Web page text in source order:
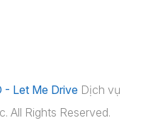
- Let Me Drive Dịch vụ
All Rights Reserved.